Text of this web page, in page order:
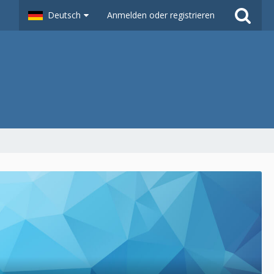
Deutsch Anmelden oder registrieren